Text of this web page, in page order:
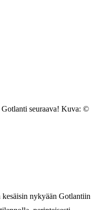
kesäisin nykyään Gotlantiin